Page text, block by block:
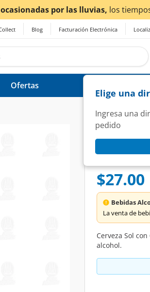
Blog Facturación Electrónica
Elige una
Ingresa una
pedido
Ofertas
SOL
Cerveza
$27.00
Bebidas
La venta de
Cerveza Sol
alcohol.